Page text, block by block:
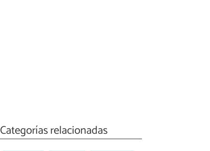
Categorías relacionadas